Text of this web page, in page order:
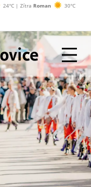
24°C | Zítra Roman 30°C